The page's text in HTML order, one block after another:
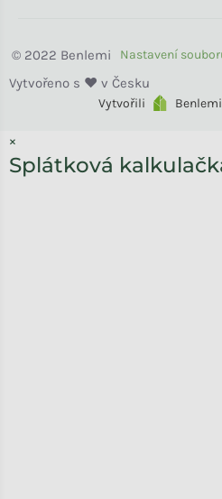
Vytvořili
Benlemi
×
Splátková